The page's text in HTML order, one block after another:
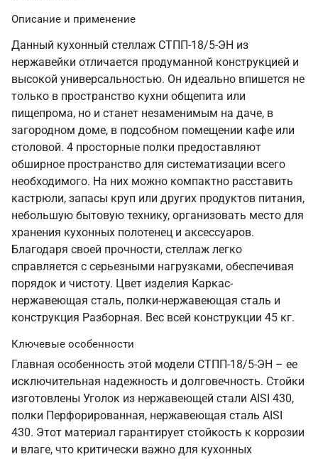
Описание и применение
Данный кухонный стеллаж СТПП-18/5-ЭН из
нержавейки отличается продуманной конструкцией и
высокой универсальностью. Он идеально впишется не
только в пространство кухни общепита или
пищепрома, но и станет незаменимым на даче, в
загородном доме, в подсобном помещении кафе или
столовой. 4 просторные полки предоставляют
обширное пространство для систематизации всего
необходимого. На них можно компактно расставить
кастрюли, запасы круп или других продуктов питания,
небольшую бытовую технику, организовать место для
хранения кухонных полотенец и аксессуаров.
Благодаря своей прочности, стеллаж легко
справляется с серьезными нагрузками, обеспечивая
порядок и чистоту. Цвет изделия Каркас-
нержавеющая сталь, полки-нержавеющая сталь и
конструкция Разборная. Вес всей конструкции 45 кг.
Ключевые особенности
Главная особенность этой модели СТПП-18/5-ЭН – ее
исключительная надежность и долговечность. Стойки
изготовлены Уголок из нержавеющей стали AISI 430,
полки Перфорированная, нержавеющая сталь AISI
430. Этот материал гарантирует стойкость к коррозии
и влаге, что критически важно для кухонных